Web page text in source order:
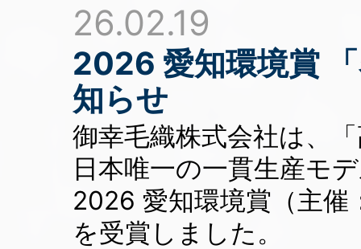
26.02.19
2026 愛知環境賞
知らせ
御幸毛織株式会社は、
日本唯一の一貫生産モ
2026 愛知環境賞（主催
を受賞しました。